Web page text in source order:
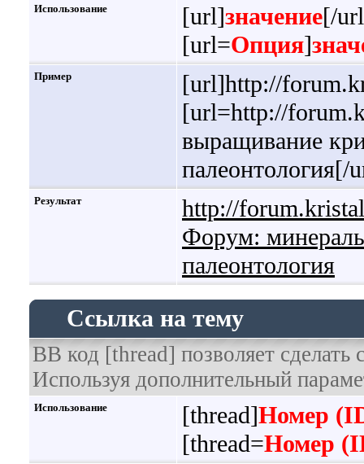
Использование [url]значение[/
[url=Опция]
Пример
[url]http://
[url=http://
выращивание
палеонтология[/
Результат
http://
Форум:
палеонтология
Ссылка на тему
BB код [thread] позволяет
Используя дополнительный
Использование [thread]Номер
[thread=Номер